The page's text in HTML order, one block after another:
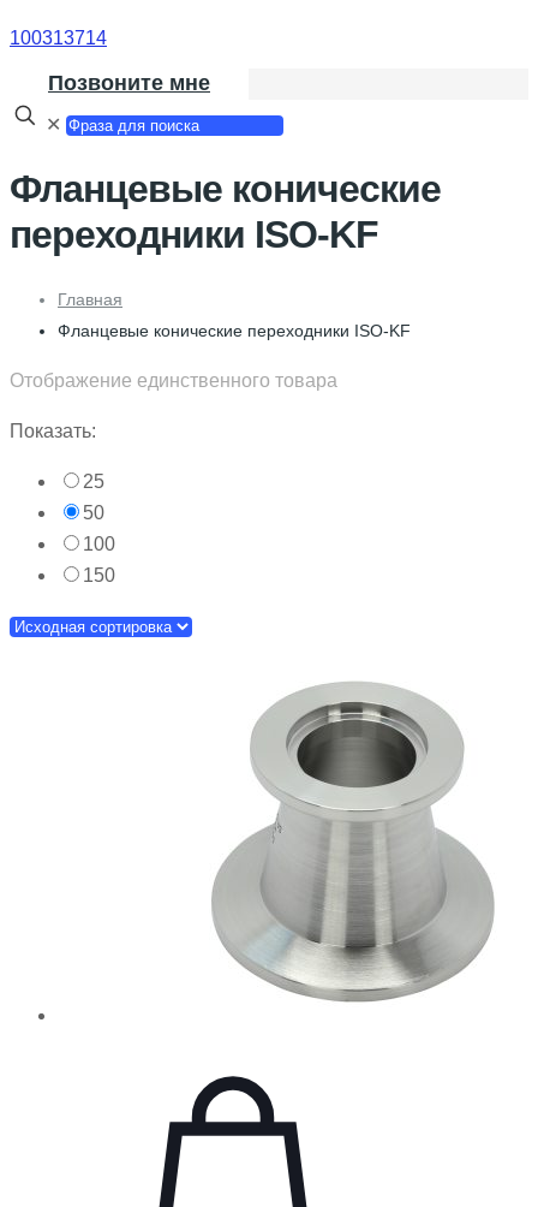
Позвоните мне
✕
Фланцевые конические
переходники ISO-KF
Главная
Фланцевые конические переходники ISO-KF
Отображение единственного товара
Показать:
25
50
100
150